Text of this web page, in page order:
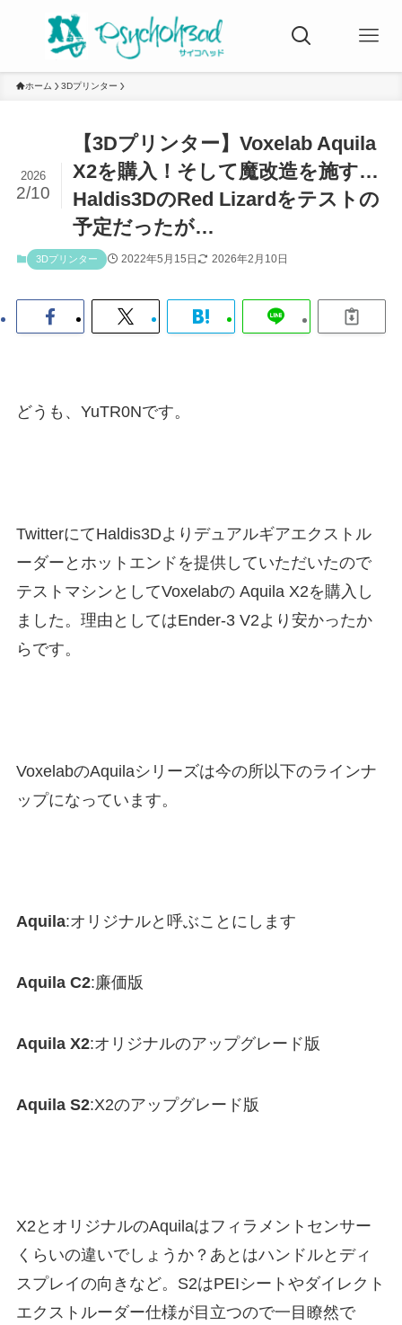
ホーム 3Dプリンター
【3Dプリンター】Voxelab Aquila
X2を購入！そして魔改造を施す…
Haldis3DのRed Lizardをテストの
予定だったが…
2026
2/10
3Dプリンター 2022年5月15日 2026年2月10日
どうも、YuTR0Nです。
TwitterにてHaldis3Dよりデュアルギアエクストル
ーダーとホットエンドを提供していただいたので
テストマシンとしてVoxelabの Aquila X2を購入し
ました。理由としてはEnder-3 V2より安かったか
らです。
VoxelabのAquilaシリーズは今の所以下のラインナ
ップになっています。
Aquila:オリジナルと呼ぶことにします
Aquila C2:廉価版
Aquila X2:オリジナルのアップグレード版
Aquila S2:X2のアップグレード版
X2とオリジナルのAquilaはフィラメントセンサー
くらいの違いでしょうか？あとはハンドルとディ
スプレイの向きなど。S2はPEIシートやダイレクト
エクストルーダー仕様が目立つので一目瞭然で